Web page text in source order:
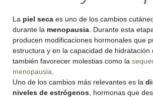
La piel seca es uno de los cambios
durante la menopausia . Durante esta
producen modificaciones hormonales que
estructura y en la capacidad de hidratación
también favorecer molestias como la
menopausia
Uno de los cambios más relevantes es la
niveles de estrógenos , hormonas que